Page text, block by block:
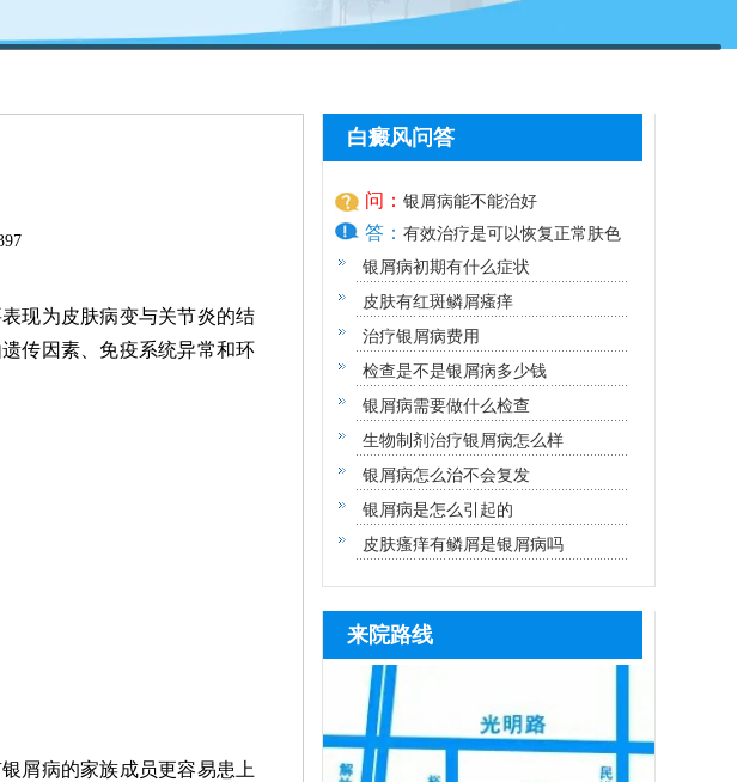
现为皮肤病变与关节炎的结
传因素、免疫系统异常和环
屑病的家族成员更容易患上
白癜风问答
问： 银屑病能不能治好
答： 有效治疗是可以恢复正常肤色
银屑病初期有什么症状
皮肤有红斑鳞屑瘙痒
治疗银屑病费用
检查是不是银屑病多少钱
银屑病需要做什么检查
生物制剂治疗银屑病怎么样
银屑病怎么治不会复发
银屑病是怎么引起的
皮肤瘙痒有鳞屑是银屑病吗
来院路线